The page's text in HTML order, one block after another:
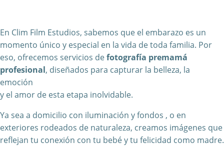
En Clim Film Estudios, sabemos que el embarazo es un
momento único y especial en la vida de toda familia. Por
eso, ofrecemos servicios defotografía premamá
profesional, diseñados para capturar la belleza, la
emoción
y el amor de esta etapa inolvidable.
Ya sea a domicilio con iluminación y fondos , o en
exteriores rodeados de naturaleza, creamos imágenes que
reflejan tu conexión con tu bebé y tu felicidad como madre.